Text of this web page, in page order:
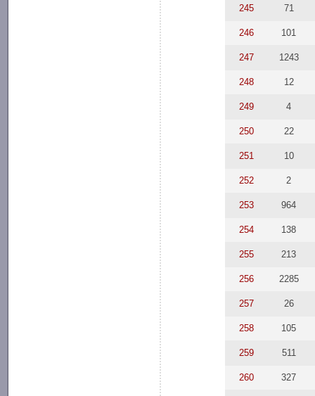
245 71
246 101
247 1243
248 12
249 4
250 22
251 10
252 2
253 964
254 138
255 213
256 2285
257 26
258 105
259 511
260 327